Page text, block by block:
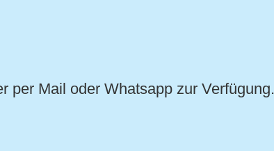
per Mail oder Whatsapp zur Verfügung.